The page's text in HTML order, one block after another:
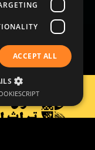
إقرأ المزيد
ACCEPT ALL